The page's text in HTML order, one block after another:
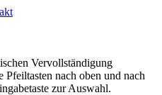
Vervollständigung
nach oben und nach
zur Auswahl.